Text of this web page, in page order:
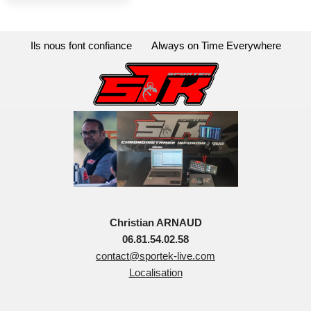
Ils nous font confiance Always on Time Everywhere
Christian ARNAUD
06.81.54.02.58
contact@sportek-live.com
Localisation